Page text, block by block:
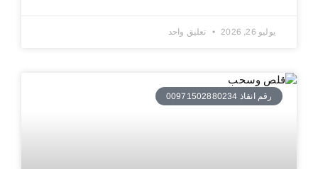
يوليو 26, 2026 تعليق واحد
رقم انقاذ 00971502880234